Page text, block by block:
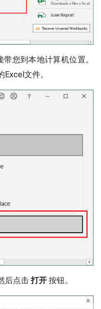
带您到本地计算机位置。
文件。
后点击打开 按钮。